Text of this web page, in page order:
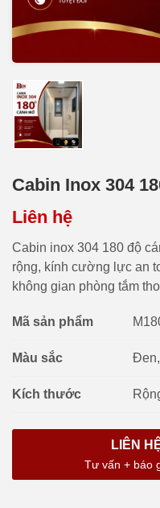
Cabin Inox 304
Liên hệ
Cabin inox 304 180 độ
rộng, kính cường lực an
không gian phòng tắm
Mã sản phẩm
Màu sắc
Kích thước
LIÊN
Tư vấn + báo